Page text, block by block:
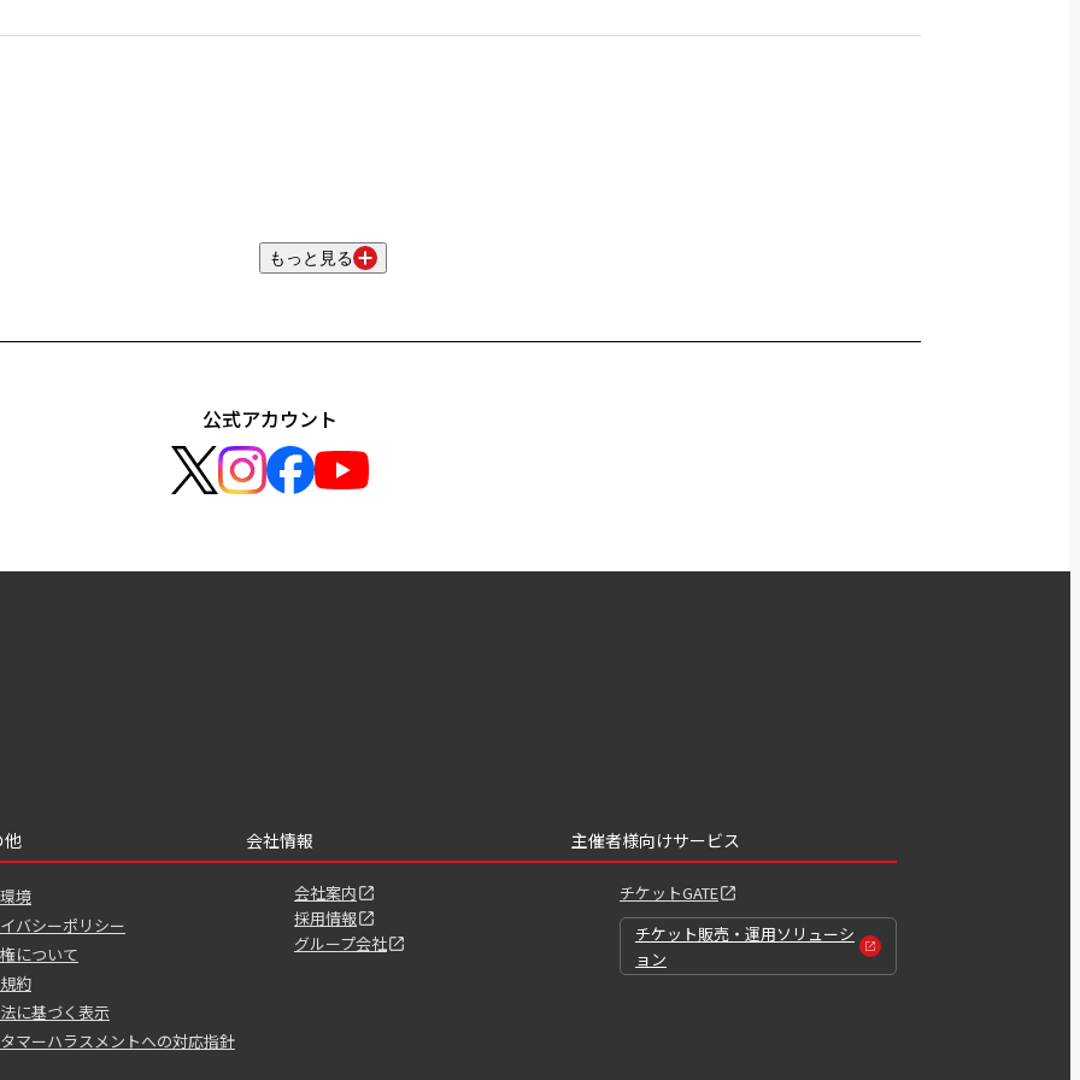
もっと見る
公式アカウント
他
境
バシーポリシー
について
約
に基づく表示
マーハラスメントへの対応指針
会社情報
会社案内
採用情報
グループ会社
主催者様向けサービス
チケットGATE
チケット販売・運用ソリューシ
ョン